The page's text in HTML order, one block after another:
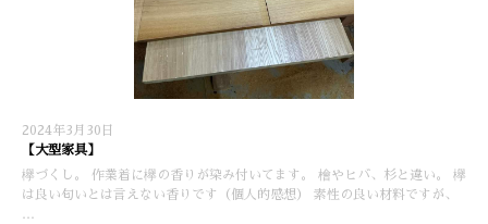
2024年3月30日
【大型家具】
欅づくし。 作業着に欅の香りが染み付いてます。 檜やヒバ、杉と違い。 欅
は良い匂いとは言えない香りです（個人的感想） 素性の良い材料ですが、